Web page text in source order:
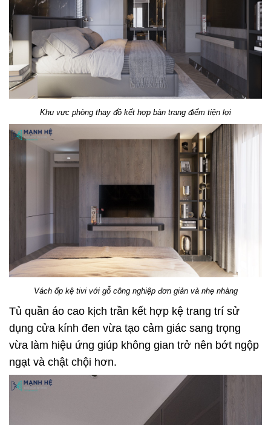
Khu vực phòng thay đồ kết hợp bàn trang điểm tiện lợi
Vách ốp kệ tivi với gỗ công nghiệp đơn giản và nhẹ nhàng
Tủ quần áo cao kịch trần kết hợp kệ trang trí sử
dụng cửa kính đen vừa tạo cảm giác sang trọng
vừa làm hiệu ứng giúp không gian trở nên bớt ngộp
ngạt và chật chội hơn.